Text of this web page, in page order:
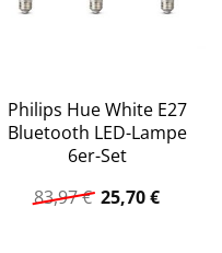
Philips Hue White E27
Bluetooth LED-Lampe
6er-Set
83,97€
Preis
25,70€